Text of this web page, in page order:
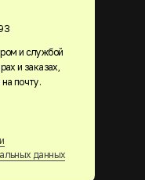
данных
и службой
и заказах,
почту.